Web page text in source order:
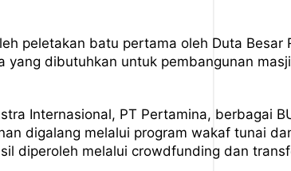
peletakan batu pertama oleh Duta Besar
yang dibutuhkan untuk pembangunan
Internasional, PT Pertamina, berbagai
digalang melalui program wakaf tunai
diperoleh melalui crowdfunding dan